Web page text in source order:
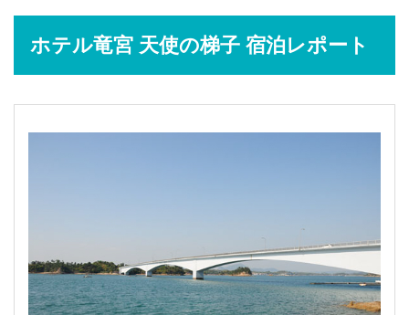
ホテル竜宮 天使の梯子 宿泊レポート